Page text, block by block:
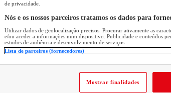
de privacidade.
Nós e os nossos parceiros tratamos os dados para
Utilizar dados de geolocalização precisos. Procurar ativamente as
e/ou aceder a informações num dispositivo. Publicidade e conteúdos
estudos de audiência e desenvolvimento de serviços.
Lista de parceiros (fornecedores)
Mostrar finalidades